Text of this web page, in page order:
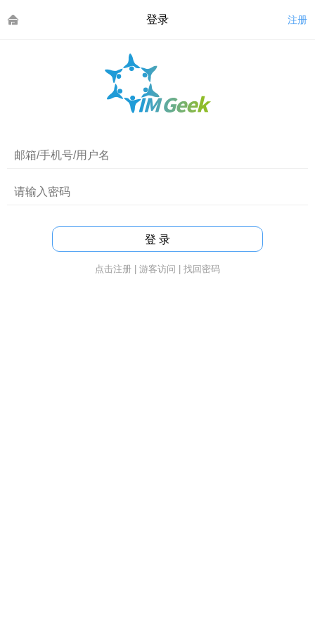
登录 注册
点击注册 游客访问 找回密码